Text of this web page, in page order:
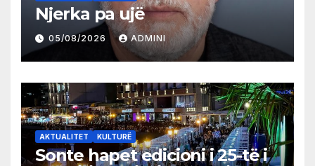
Njerka pa ujë
05/08/2026 ADMINI
AKTUALITET KULTURË
Sonte hapet edicioni i 25-të i